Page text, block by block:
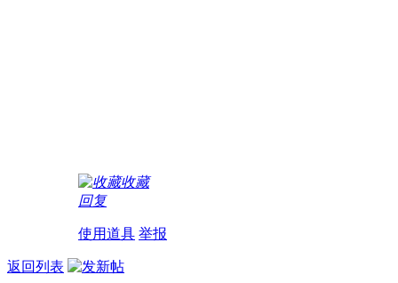
收藏
回复
使用道具 举报
返回列表